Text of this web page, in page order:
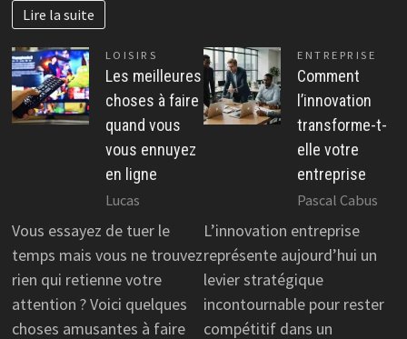
Lire la suite
LOISIRS
Les meilleures
choses à faire
quand vous
vous ennuyez
en ligne
Lucas
Vous essayez de tuer le
temps mais vous ne trouvez
rien qui retienne votre
attention ? Voici quelques
choses amusantes à faire
ENTREPRISE
Comment
l’innovation
transforme-t-
elle votre
entreprise
Pascal Cabus
L’innovation entreprise
représente aujourd’hui un
levier stratégique
incontournable pour rester
compétitif dans un